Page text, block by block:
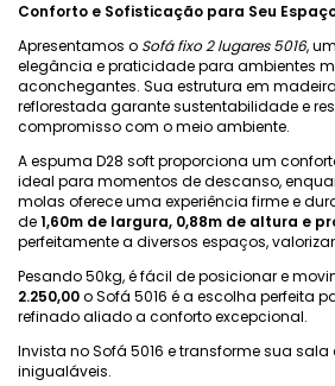
Conforto e Sofisticação para Seu
Apresentamos o Sofá fixo 2 lugares 5016,
elegância e praticidade para ambientes
aconchegantes. Sua estrutura em
reflorestada garante sustentabilidade e
compromisso com o meio ambiente.
A espuma D28 soft proporciona um
ideal para momentos de descanso,
molas oferece uma experiência firme e
de1,60m de largura, 0,88m de altura e
perfeitamente a diversos espaços,
Pesando 50kg, é fácil de posicionar e
2.250,00o Sofá 5016 é a escolha perfeita
refinado aliado a conforto excepcional.
Invista no Sofá 5016 e transforme sua
inigualáveis.